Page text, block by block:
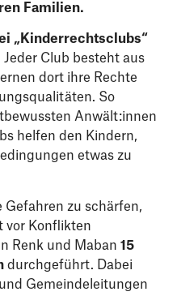
Familien.
„Kinderrechtsclubs“
Club besteht aus
dort ihre Rechte
So
Anwält:innen
helfen den Kindern,
etwas zu
Gefahren zu schärfen,
vor Konflikten
Renk und Maban 15
durchgeführt. Dabei
Gemeindeleitungen